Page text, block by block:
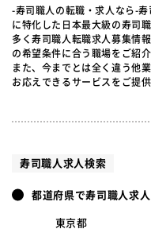
-寿司職人の転職・求人なら-
に特化した日本最大級の寿司
多く寿司職人転職求人募集情
の希望条件に合う職場をご紹介
また、今までとは全く違う他
お応えできるサービスをご提供
寿司職人求人検索
都道府県で寿司職人求
東京都